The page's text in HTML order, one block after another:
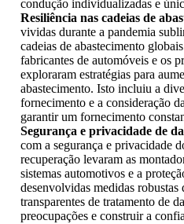
condução individualizadas e
Resiliência nas cadeias de
vividas durante a pandemia
cadeias de abastecimento
fabricantes de automóveis e os
exploraram estratégias para
abastecimento. Isto incluiu a
fornecimento e a consideração
garantir um fornecimento
Segurança e privacidade de
com a segurança e privacidade
recuperação levaram as
sistemas automotivos e a
desenvolvidas medidas robustas
transparentes de tratamento de
preocupações e construir a